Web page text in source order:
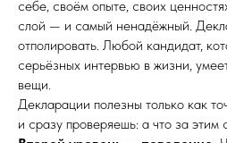
себе, своём опыте, своих
слой — и самый ненадёжный.
отполировать. Любой кандидат,
серьёзных интервью в жизни,
вещи.
Декларации полезны только как
и сразу проверяешь: а что за этим